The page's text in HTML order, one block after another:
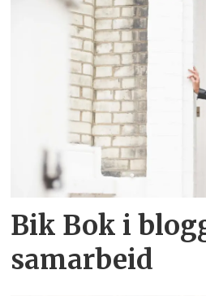
Bik Bok i
samarbeid